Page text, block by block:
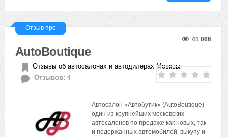
Отзыв про
41 066
AutoBoutique
Отзывы об автосалонах и автодилерах Москвы
Отзывов: 4
Автосалон «Автобутик» (AutoBoutique) –
один из крупнейших московских
автосалонов по продаже как новых, так
и подержанных автомобилей, выкупу и